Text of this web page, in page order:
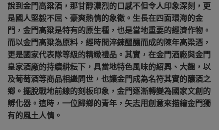
說到金門高粱酒，那甘醇濃烈的口感不但令人印象深刻，更
是國人堅毅不屈、豪爽熱情的象徵。生長在四面環海的金
門，金門高粱是特有的原生種，也是當地重要的經濟作物。
而以金門高粱為原料，經時間淬鍊醞釀而成的陳年高梁酒，
更是國家代表隊等級的精緻禮品。其實，在金門酒廠與金門
皇家酒廠的持續耕耘下，具當地特色風味的紹興、大麴，以
及葡萄酒等商品相繼問世，也讓金門成為名符其實的釀酒之
鄉。擺脫戰地前線的刻板印象，金門逐漸轉變為國家文創的
孵化器。這時，一位歸鄉的青年，矢志用創意來描繪金門獨
有的風土人情。